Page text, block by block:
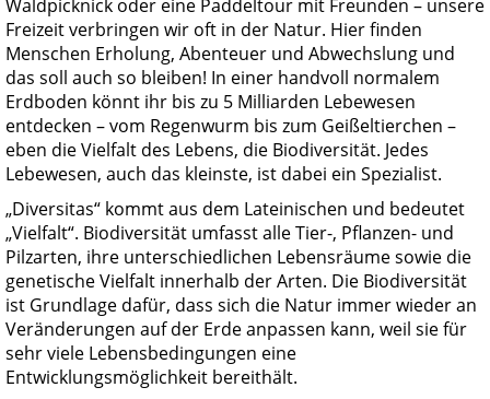
Waldpicknick oder eine Paddeltour mit Freunden – unsere
Freizeit verbringen wir oft in der Natur. Hier finden
Menschen Erholung, Abenteuer und Abwechslung und
das soll auch so bleiben! In einer handvoll normalem
Erdboden könnt ihr bis zu 5 Milliarden Lebewesen
entdecken – vom Regenwurm bis zum Geißeltierchen –
eben die Vielfalt des Lebens, die Biodiversität. Jedes
Lebewesen, auch das kleinste, ist dabei ein Spezialist.
„Diversitas“ kommt aus dem Lateinischen und bedeutet
„Vielfalt“. Biodiversität umfasst alle Tier-, Pflanzen- und
Pilzarten, ihre unterschiedlichen Lebensräume sowie die
genetische Vielfalt innerhalb der Arten. Die Biodiversität
ist Grundlage dafür, dass sich die Natur immer wieder an
Veränderungen auf der Erde anpassen kann, weil sie für
sehr viele Lebensbedingungen eine
Entwicklungsmöglichkeit bereithält.